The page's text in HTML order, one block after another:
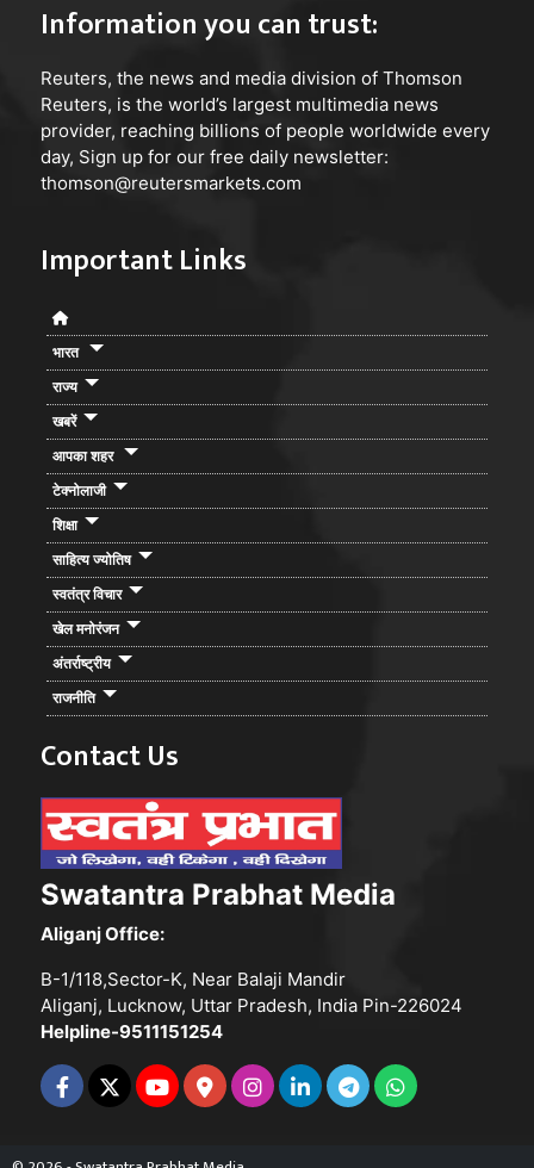
Information you can trust:
Reuters, the news and media division of Thomson
Reuters, is the world’s largest multimedia news
provider, reaching billions of people worldwide every
day, Sign up for our free daily newsletter:
thomson@reutersmarkets.com
Important Links
भारत
राज्य
खबरें
आपका शहर
टेक्नोलाजी
शिक्षा
साहित्य ज्योतिष
स्वतंत्र विचार
खेल मनोरंजन
अंतर्राष्ट्रीय
राजनीति
Contact Us
Swatantra Prabhat Media
Aliganj Office:
B-1/118,Sector-K, Near Balaji Mandir
Aliganj, Lucknow, Uttar Pradesh, India Pin-226024
Helpline-9511151254